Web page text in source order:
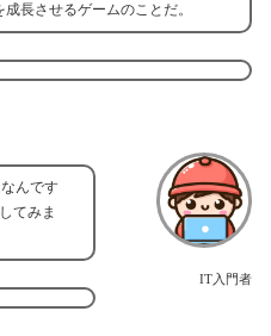
長させるゲームのことだ。
IT入門者
んです
てみま